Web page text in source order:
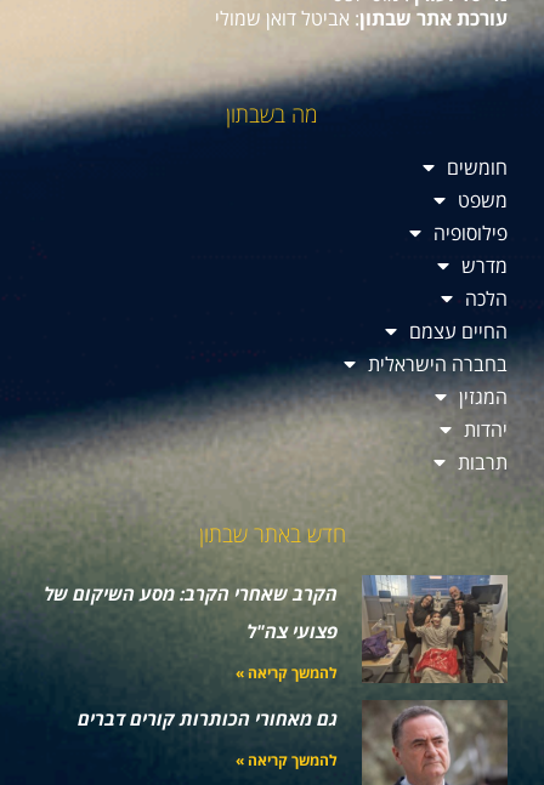
עורכת אתר שבתון: אביטל דואן שמולי
מה בשבתון
חומשים
משפט
פילוסופיה
מדרש
הלכה
החיים עצמם
בחברה הישראלית
המגזין
יהדות
תרבות
חדש באתר שבתון
הקרב שאחרי הקרב: מסע השיקום של
פצועי צה"ל
להמשך קריאה »
גם מאחורי הכותרות קורים דברים
להמשך קריאה »